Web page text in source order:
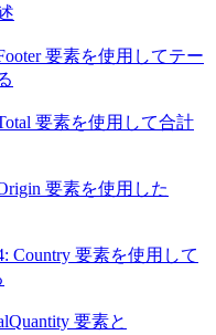
要素を使用してテー
要素を使用して合計
要素を使用した
Country 要素を使用して
要素と